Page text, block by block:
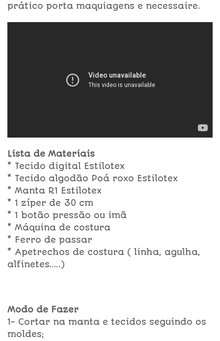
prático porta maquiagens e necessaire.
Lista de Materiais
* Tecido digital Estilotex
* Tecido algodão Poá roxo Estilotex
* Manta R1 Estilotex
* 1 zíper de 30 cm
* 1 botão pressão ou imã
* Máquina de costura
* Ferro de passar
* Apetrechos de costura ( linha, agulha,
alfinetes…..)
Modo de Fazer
1- Cortar na manta e tecidos seguindo os
moldes;